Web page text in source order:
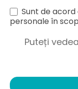
Sunt de
personale în
Puteți